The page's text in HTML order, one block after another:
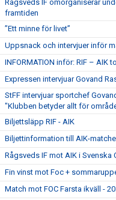
Rågsveds IF omorganiserar
framtiden
”Ett minne för livet”
Uppsnack och intervjuer inför
INFORMATION inför: RIF – AIK
Expressen intervjuar Govand
StFF intervjuar sportchef
"Klubben betyder allt för
Biljettsläpp RIF - AIK
Biljettinformation till AIK-
Rågsveds IF mot AIK i Svenska
Fin vinst mot Foc +
Match mot FOC Farsta ikväll -